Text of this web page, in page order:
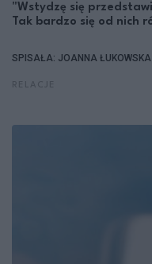
"Wstydzę się
Tak bardzo się od nich
SPISAŁA: JOANNA ŁUKOWSKA